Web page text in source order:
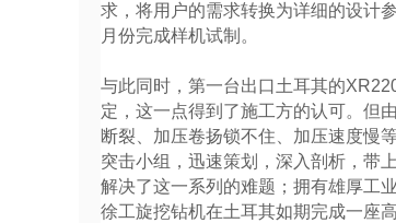
求，将用户的需求转换为详细的设计
月份完成样机试制。
与此同时，第一台出口土耳其的
定，这一点得到了施工方的认可。但
断裂、加压卷扬锁不住、加压速度慢
突击小组，迅速策划，深入剖析，带
解决了这一系列的难题；拥有雄厚工
徐工旋挖钻机在土耳其如期完成一座